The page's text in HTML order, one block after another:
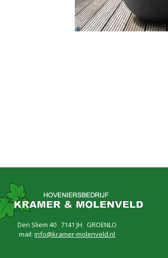
Den Sliem 40 7141 JH GROENLO
mail:info@kramer-molenveld.nl